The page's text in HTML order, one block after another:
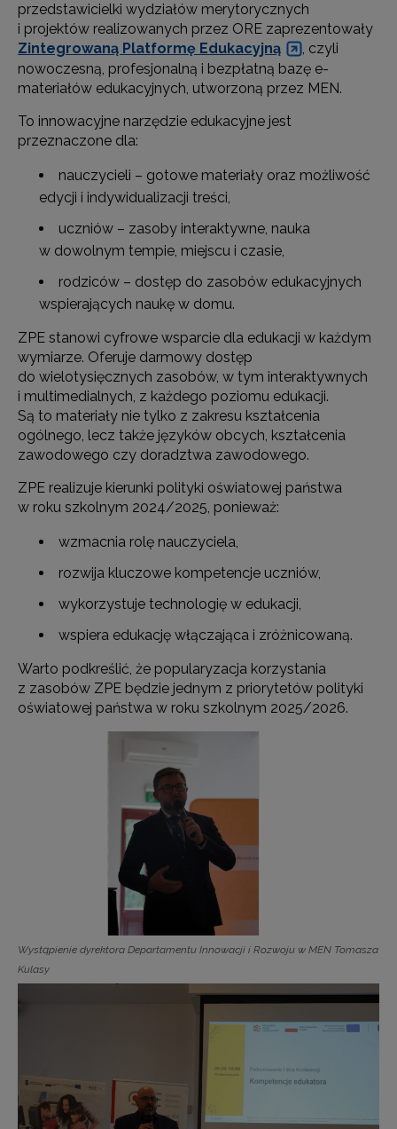
przedstawicielki wydziałów merytorycznych
i projektów realizowanych przez ORE zaprezentowały
Zintegrowaną Platformę Edukacyjną
, czyli
nowoczesną, profesjonalną i bezpłatną bazę e-
materiałów edukacyjnych, utworzoną przez MEN.
To innowacyjne narzędzie edukacyjne jest
przeznaczone dla:
nauczycieli – gotowe materiały oraz możliwość
edycji i indywidualizacji treści,
uczniów – zasoby interaktywne, nauka
w dowolnym tempie, miejscu i czasie,
rodziców – dostęp do zasobów edukacyjnych
wspierających naukę w domu.
ZPE stanowi cyfrowe wsparcie dla edukacji w każdym
wymiarze. Oferuje darmowy dostęp
do wielotysięcznych zasobów, w tym interaktywnych
i multimedialnych, z każdego poziomu edukacji.
Są to materiały nie tylko z zakresu kształcenia
ogólnego, lecz także języków obcych, kształcenia
zawodowego czy doradztwa zawodowego.
ZPE realizuje kierunki polityki oświatowej państwa
w roku szkolnym 2024/2025, ponieważ:
wzmacnia rolę nauczyciela,
rozwija kluczowe kompetencje uczniów,
wykorzystuje technologię w edukacji,
wspiera edukację włączająca i zróżnicowaną.
Warto podkreślić, że popularyzacja korzystania
z zasobów ZPE będzie jednym z priorytetów polityki
oświatowej państwa w roku szkolnym 2025/2026.
Wystąpienie dyrektora Departamentu Innowacji i Rozwoju w MEN Tomasza
Kulasy